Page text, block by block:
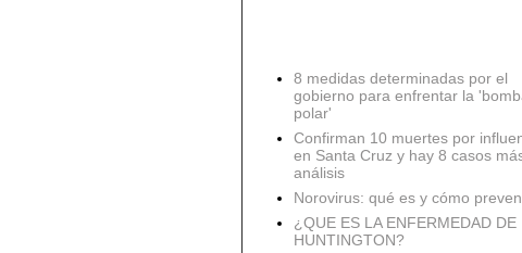
8 medidas determinadas por el
gobierno para enfrentar la
polar'
Confirman 10 muertes por
en Santa Cruz y hay 8 casos
análisis
Norovirus: qué es y cómo
¿QUE ES LA ENFERMEDAD DE
HUNTINGTON?